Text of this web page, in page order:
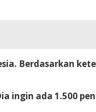
Berdasarkan
ingin ada 1.500